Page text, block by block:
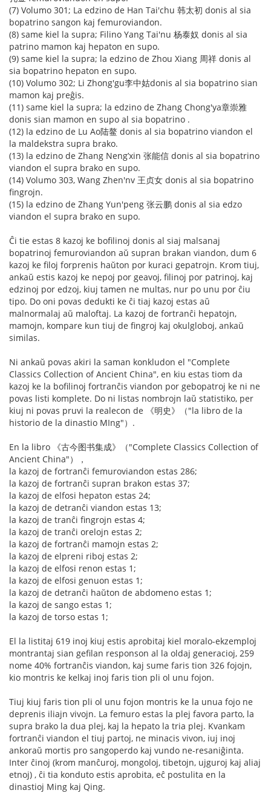
(7) Volumo 301; La edzino de Han Tai'chu 韩太初 donis al sia
bopatrino sangon kaj femuroviandon.
(8) same kiel la supra; Filino Yang Tai'nu 杨泰奴 donis al sia
patrino mamon kaj hepaton en supo.
(9) same kiel la supra; la edzino de Zhou Xiang 周祥 donis al
sia bopatrino hepaton en supo.
(10) Volumo 302; Li Zhong'gu李中姑donis al sia bopatrino sian
mamon kaj preĝis.
(11) same kiel la supra; la edzino de Zhang Chong'ya章崇雅
donis sian mamon en supo al sia bopatrino .
(12) la edzino de Lu Ao陆鳌 donis al sia bopatrino viandon el
la maldekstra supra brako.
(13) la edzino de Zhang Neng’xin 张能信 donis al sia bopatrino
viandon el supra brako en supo.
(14) Volumo 303, Wang Zhen'nv 王贞女 donis al sia bopatrino
fingrojn.
(15) la edzino de Zhang Yun'peng 张云鹏 donis al sia edzo
viandon el supra brako en supo.
Ĉi tie estas 8 kazoj ke bofilinoj donis al siaj malsanaj
bopatrinoj femuroviandon aŭ supran brakan viandon, dum 6
kazoj ke filoj forprenis haŭton por kuraci gepatrojn. Krom tiuj,
ankaŭ estis kazoj ke nepoj por geavoj, filinoj por patrinoj, kaj
edzinoj por edzoj, kiuj tamen ne multas, nur po unu por ĉiu
tipo. Do oni povas dedukti ke ĉi tiaj kazoj estas aŭ
malnormalaj aŭ maloftaj. La kazoj de fortranĉi hepatojn,
mamojn, kompare kun tiuj de fingroj kaj okulgloboj, ankaŭ
similas.
Ni ankaŭ povas akiri la saman konkludon el "Complete
Classics Collection of Ancient China", en kiu estas tiom da
kazoj ke la bofilinoj fortranĉis viandon por gebopatroj ke ni ne
povas listi komplete. Do ni listas nombrojn laŭ statistiko, per
kiuj ni povas pruvi la realecon de 《明史》（"la libro de la
historio de la dinastio MIng"）.
En la libro 《古今图书集成》（"Complete Classics Collection of
Ancient China"），
la kazoj de fortranĉi femuroviandon estas 286;
la kazoj de fortranĉi supran brakon estas 37;
la kazoj de elfosi hepaton estas 24;
la kazoj de detranĉi viandon estas 13;
la kazoj de tranĉi fingrojn estas 4;
la kazoj de tranĉi orelojn estas 2;
la kazoj de fortranĉi mamojn estas 2;
la kazoj de elpreni riboj estas 2;
la kazoj de elfosi renon estas 1;
la kazoj de elfosi genuon estas 1;
la kazoj de detranĉi haŭton de abdomeno estas 1;
la kazoj de sango estas 1;
la kazoj de torso estas 1;
El la listitaj 619 inoj kiuj estis aprobitaj kiel moralo-ekzemploj
montrantaj sian gefilan responson al la oldaj generacioj, 259
nome 40% fortranĉis viandon, kaj sume faris tion 326 fojojn,
kio montris ke kelkaj inoj faris tion pli ol unu fojon.
Tiuj kiuj faris tion pli ol unu fojon montris ke la unua fojo ne
deprenis iliajn vivojn. La femuro estas la plej favora parto, la
supra brako la dua plej, kaj la hepato la tria plej. Kvankam
fortranĉi viandon el tiuj partoj, ne minacis vivon, iuj inoj
ankoraŭ mortis pro sangoperdo kaj vundo ne-resaniĝinta.
Inter ĉinoj (krom manĉuroj, mongoloj, tibetojn, ujguroj kaj aliaj
etnoj) , ĉi tia konduto estis aprobita, eĉ postulita en la
dinastioj Ming kaj Qing.